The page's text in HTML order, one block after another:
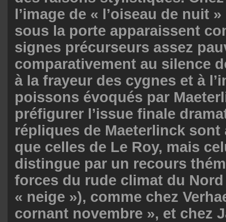
l’image de « l’oiseau de nuit
sous la porte apparaissent
signes précurseurs assez
comparativement au silence
à la frayeur des cygnes et à
poissons évoqués par
préfigurer l’issue finale
répliques de Maeterlinck sont
que celles de Le Roy, mais
distingue par un recours
forces du rude climat du Nord
« neige »), comme chez
cornant novembre », et chez